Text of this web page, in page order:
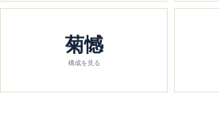
菊憾
構成を見る